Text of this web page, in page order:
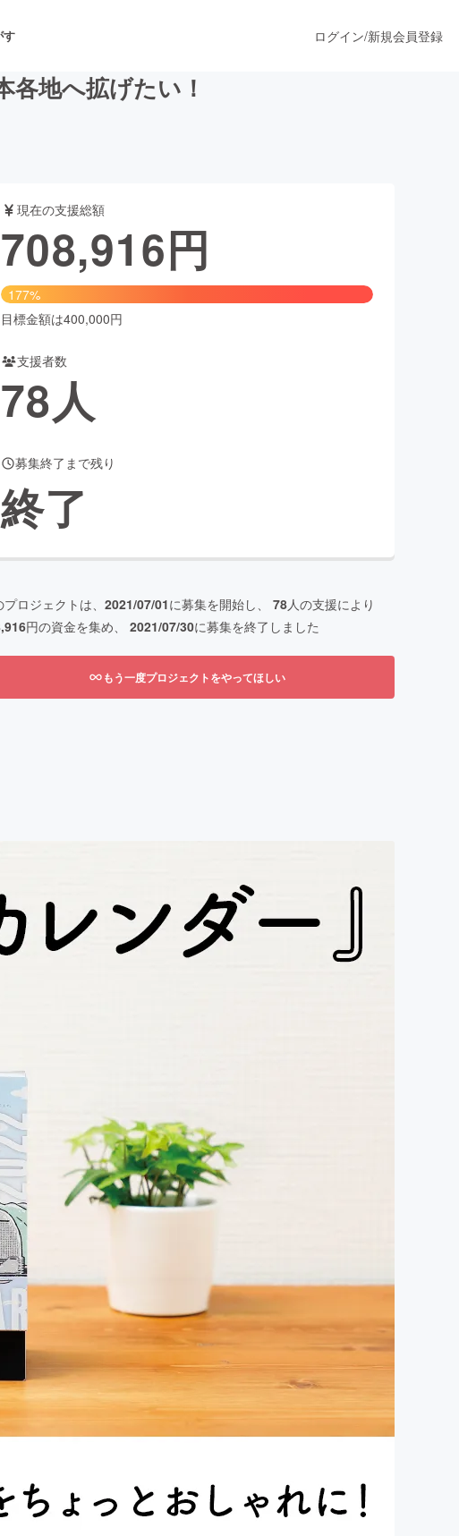
す
マンス
ファッション
ヘルスケア
ログイン/新規会員登録
地へ拡げたい！
現在の支援総額
708,916円
177%
目標金額は400,000円
支援者数
78人
募集終了まで残り
終了
プロジェクトは、 2021/07/01に募集を開始し、 78人の支援により
円の資金を集め、 2021/07/30に募集を終了しました
もう一度プロジェクトをやってほしい